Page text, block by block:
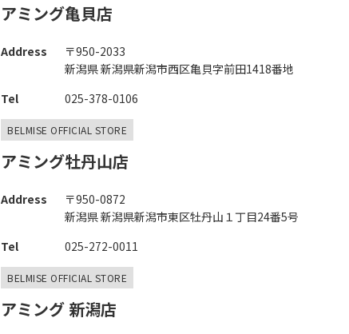
アミング亀貝店
Address
〒950-2033
新潟県 新潟県新潟市西区亀貝字前田1418番地
Tel
025-378-0106
BELMISE OFFICIAL STORE
アミング牡丹山店
Address
〒950-0872
新潟県 新潟県新潟市東区牡丹山１丁目24番5号
Tel
025-272-0011
BELMISE OFFICIAL STORE
アミング 新潟店